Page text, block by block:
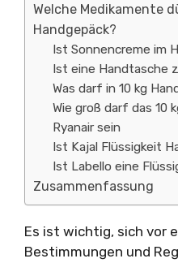
Welche Medikamente
Handgepäck?
Ist Sonnencreme im
Ist eine Handtasche
Was darf in 10 kg
Wie groß darf das 10
Ryanair sein
Ist Kajal Flüssigkeit
Ist Labello eine
Zusammenfassung
Es ist wichtig, sich vor
Bestimmungen und